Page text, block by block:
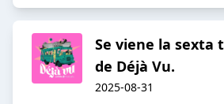
Se viene la sexta
de Déjà Vu.
2025-08-31